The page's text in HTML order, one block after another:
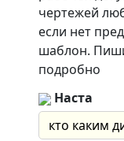
чертежей
если нет
шаблон.
подробно
Наста
кто каким